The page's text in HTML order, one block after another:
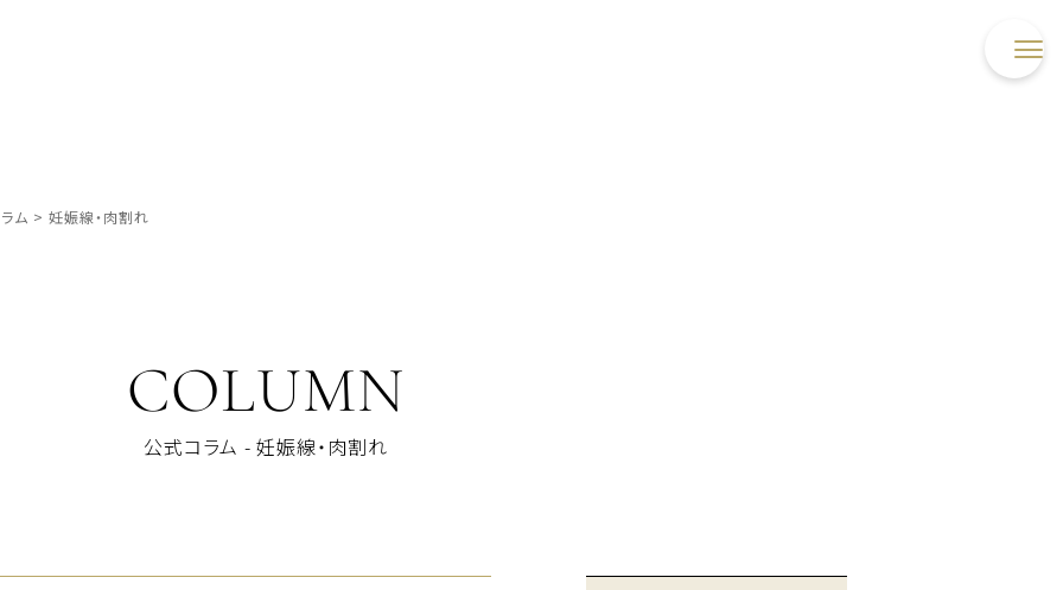
ム > 妊娠線・肉割れ
COLUMN
公式コラム - 妊娠線・肉割れ